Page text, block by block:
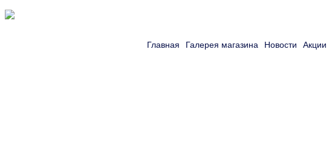
Главная Галерея магазина Новости Акции